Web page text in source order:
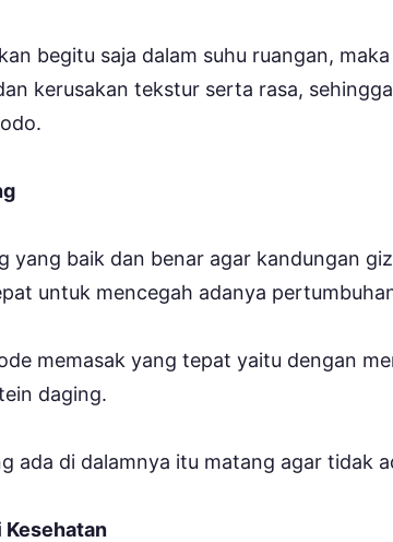
begitu saja dalam suhu ruangan,
kerusakan tekstur serta rasa,
yang baik dan benar agar kandungan
untuk mencegah adanya
memasak yang tepat yaitu dengan
daging.
ada di dalamnya itu matang agar tidak
Kesehatan